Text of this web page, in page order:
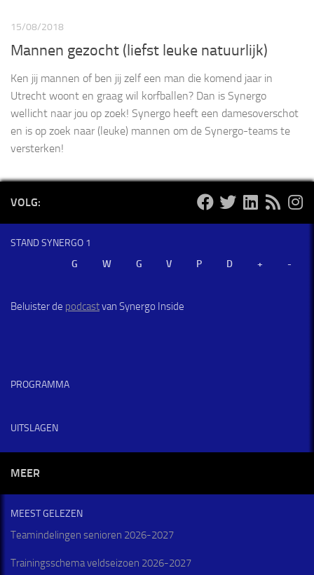
15/08/2018
Mannen gezocht (liefst leuke natuurlijk)
Ken jij mannen of ben jij zelf een man die komend jaar in
Utrecht woont en graag wil korfballen? Dan is Synergo
wellicht naar jou op zoek! Synergo heeft een damesoverschot
en is op zoek naar (leuke) mannen om de Synergo-teams te
versterken!
VOLG:
STAND SYNERGO 1
Beluister de podcastvan Synergo Inside
PROGRAMMA
UITSLAGEN
MEER
MEEST GELEZEN
Teamindelingen senioren 2026-2027
Trainingsschema veldseizoen 2026-2027